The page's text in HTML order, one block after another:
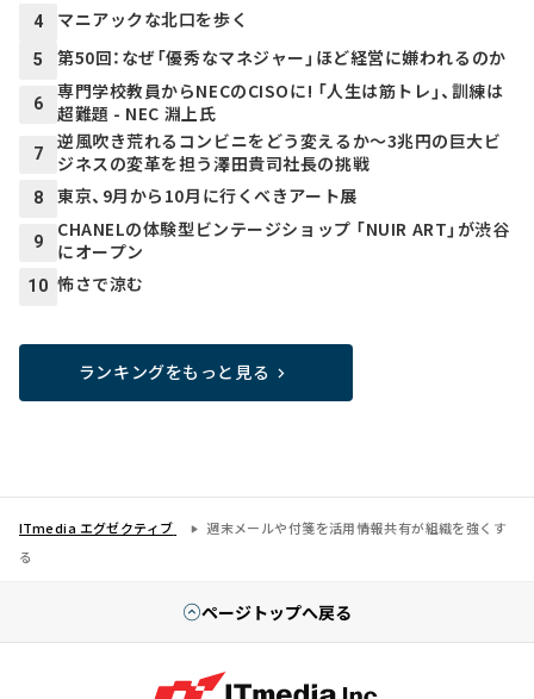
4 マニアックな北口を歩く
5 第50回：なぜ「優秀なマネジャー」ほど経営に嫌われるのか
6
専門学校教員からNECのCISOに! 「人生は筋トレ」、訓練は
超難題 - NEC 淵上氏
7
逆風吹き荒れるコンビニをどう変えるか～3兆円の巨大ビ
ジネスの変革を担う澤田貴司社長の挑戦
8 東京、9月から10月に行くべきアート展
9
CHANELの体験型ビンテージショップ 「NUIR ART」が渋谷
にオープン
10 怖さで涼む
ランキングをもっと見る
ITmedia エグゼクティブ
週末メールや付箋を活用――情報共有が組織を強くす
る
ページトップへ戻る